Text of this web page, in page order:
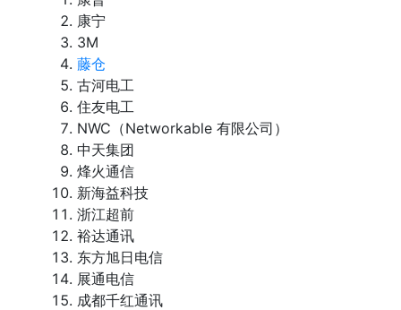
康宁
3M
藤仓
古河电工
住友电工
NWC（Networkable 有限公司）
中天集团
烽火通信
新海益科技
浙江超前
裕达通讯
东方旭日电信
展通电信
成都千红通讯